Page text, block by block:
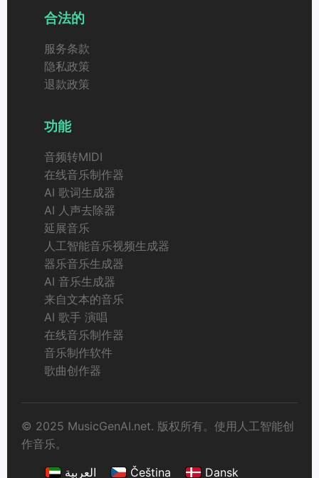
合法的
服务条款
隐私政策
退款政策
功能
音频转MIDI
在线音乐制作器
AI 歌词生成器
AI 人声去除器
延展音乐
人工智能音乐视频生成器
器乐音乐生成器
AI 音乐生成器
来自文本的音乐
AI 歌手 演唱
在线音乐制作器
音乐制作软件
歌曲创作器
© 2025 MusicGenAI.net. 版权所有。使用人工智能创
作音乐。
العربية
Čeština Dansk